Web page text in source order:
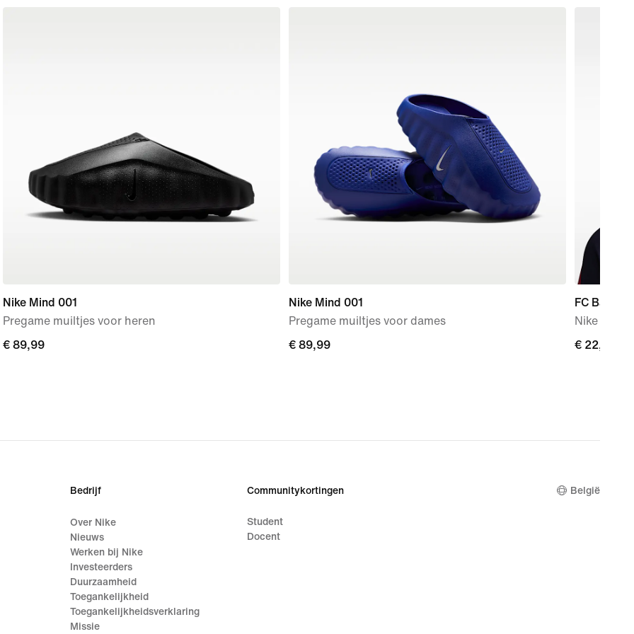
Nike Mind 001
Pregame muiltjes voor heren
€ 89,99
€ 89,99
Nike Mind 001
Pregame muiltjes voor dames
€ 89,99
€ 89,99
FC
Nike
€ 22,99
€ 22,99
Bedrijf
Over Nike
Nieuws
Werken bij Nike
Investeerders
Duurzaamheid
Toegankelijkheid
Toegankelijkheidsverklaring
Missie
Communitykortingen
Student
Docent
België